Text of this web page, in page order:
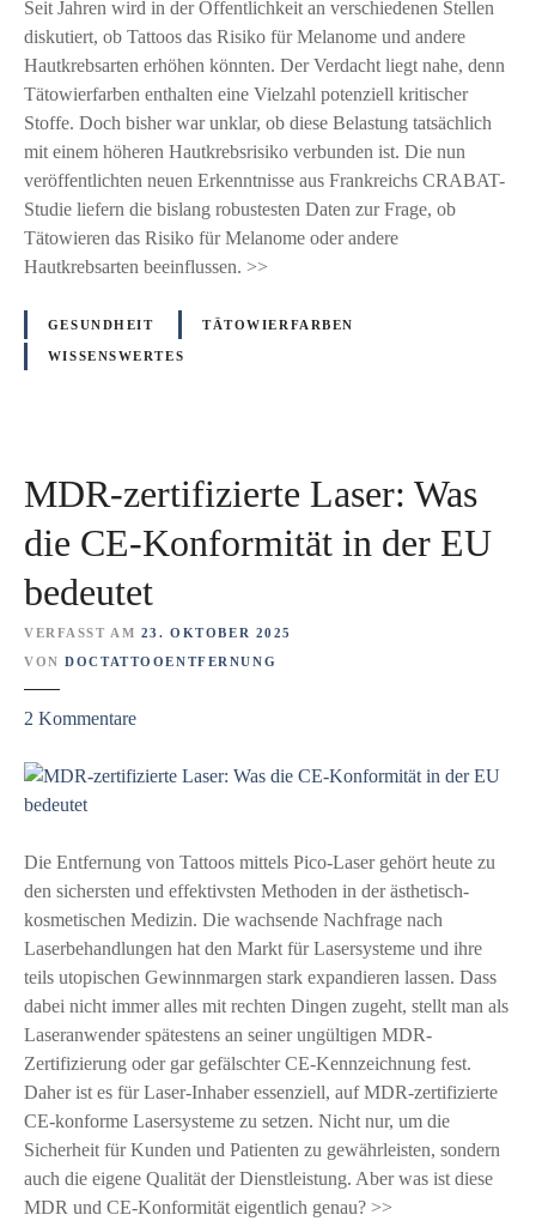
e
R
a
t
g
e
b
e
r
a
t
t
o
o
e
n
t
f
e
n
u
e
n
N
e
u
a
n
f
a
n
i
m
n
t
o
o
s
,
M
e
l
a
n
m
e
n
e
r
e
H
a
t
r
s
a
r
t
e
n
–
N
e
u
e
s
a
Seit Jahren wird in der Öffentlichkeit an verschiedenen Stellen
diskutiert, ob Tattoos das Risiko für Melanome und andere
Hautkrebsarten erhöhen könnten. Der Verdacht liegt nahe, denn
Tätowierfarben enthalten eine Vielzahl potenziell kritischer
Stoffe. Doch bisher war unklar, ob diese Belastung tatsächlich
mit einem höheren Hautkrebsrisiko verbunden ist. Die nun
veröffentlichten neuen Erkenntnisse aus Frankreichs CRABAT-
Studie liefern die bislang robustesten Daten zur Frage, ob
Tätowieren das Risiko für Melanome oder andere
Hautkrebsarten beeinflussen. >>
GESUNDHEIT TÄTOWIERFARBEN
WISSENSWERTES
MDR-zertifizierte Laser: Was
die CE-Konformität in der EU
bedeutet
VERFASST AM 23. OKTOBER 2025
VON DOCTATTOOENTFERNUNG
2 Kommentarez
M
-
z
e
r
t
i
f
i
z
i
e
r
t
Die Entfernung von Tattoos mittels Pico-Laser gehört heute zu
den sichersten und effektivsten Methoden in der ästhetisch-
kosmetischen Medizin. Die wachsende Nachfrage nach
Laserbehandlungen hat den Markt für Lasersysteme und ihre
teils utopischen Gewinnmargen stark expandieren lassen. Dass
dabei nicht immer alles mit rechten Dingen zugeht, stellt man als
Laseranwender spätestens an seiner ungültigen MDR-
Zertifizierung oder gar gefälschter CE-Kennzeichnung fest.
Daher ist es für Laser-Inhaber essenziell, auf MDR-zertifizierte
CE-konforme Lasersysteme zu setzen. Nicht nur, um die
Sicherheit für Kunden und Patienten zu gewährleisten, sondern
auch die eigene Qualität der Dienstleistung. Aber was ist diese
MDR und CE-Konformität eigentlich genau? >>